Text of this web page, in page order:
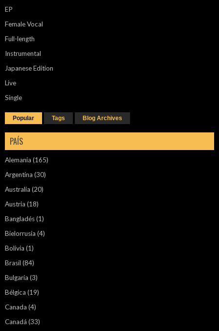
EP
Female Vocal
Full-length
Instrumental
Japanese Edition
Live
Single
Popular Tags Blog Archives
PAÍS
Alemania (165)
Argentina (30)
Australia (20)
Austria (18)
Bangladés(1)
Bielorrusia (4)
Bolivia (1)
Brasil (84)
Bulgaria (3)
Bélgica (19)
Canada (4)
Canadá (33)